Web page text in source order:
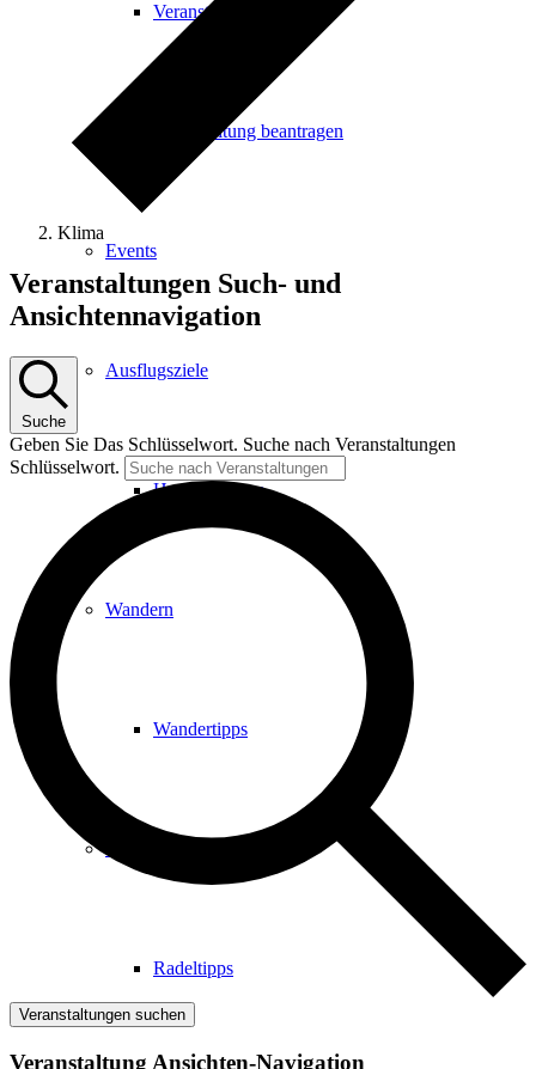
Veranstaltungskalender
Veranstaltung beantragen
Events
Ausflugsziele
Hardtbergturm
Wandern
Wandertipps
Radeltipps
Klima
Veranstaltungen
Veranstaltungen Such- und
Ansichtennavigation
Suche
Geben Sie Das Schlüsselwort. Suche nach Veranstaltungen
Schlüsselwort.
Veranstaltungen suchen
Veranstaltung Ansichten-Navigation